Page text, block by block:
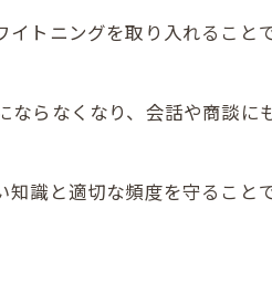
トニングを取り入れること
らなくなり、会話や商談に
識と適切な頻度を守ること